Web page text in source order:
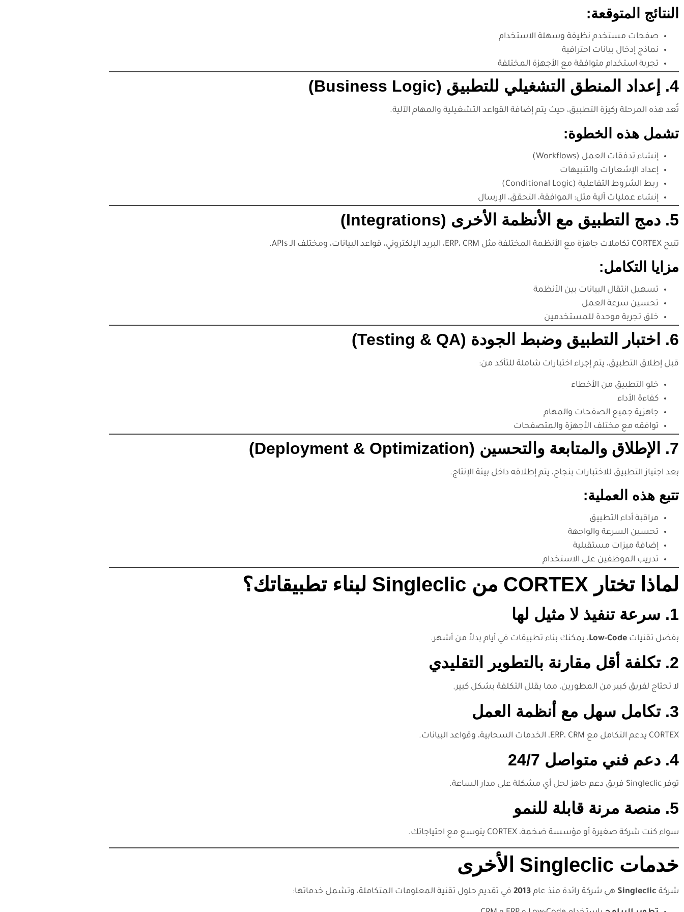
النتائج المتوقعة:
صفحات مستخدم نظيفة وسهلة الاستخدام
نماذج إدخال بيانات احترافية
تجربة استخدام متوافقة مع الأجهزة المختلفة
4. إعداد المنطق التشغيلي للتطبيق (Business Logic)
تُعد هذه المرحلة ركيزة التطبيق، حيث يتم إضافة القواعد التشغيلية والمهام الآلية.
تشمل هذه الخطوة:
إنشاء تدفقات العمل (Workflows)
إعداد الإشعارات والتنبيهات
ربط الشروط التفاعلية (Conditional Logic)
إنشاء عمليات آلية مثل: الموافقة، التحقق، الإرسال
5. دمج التطبيق مع الأنظمة الأخرى (Integrations)
تتيح CORTEX تكاملات جاهزة مع الأنظمة المختلفة مثل ERP، CRM، البريد الإلكتروني، قواعد البيانات، ومختلف الـ APIs.
مزايا التكامل:
تسهيل انتقال البيانات بين الأنظمة
تحسين سرعة العمل
خلق تجربة موحدة للمستخدمين
6. اختبار التطبيق وضبط الجودة (Testing & QA)
قبل إطلاق التطبيق، يتم إجراء اختبارات شاملة للتأكد من:
خلو التطبيق من الأخطاء
كفاءة الأداء
جاهزية جميع الصفحات والمهام
توافقه مع مختلف الأجهزة والمتصفحات
7. الإطلاق والمتابعة والتحسين (Deployment & Optimization)
بعد اجتياز التطبيق للاختبارات بنجاح، يتم إطلاقه داخل بيئة الإنتاج.
تتبع هذه العملية:
مراقبة أداء التطبيق
تحسين السرعة والواجهة
إضافة ميزات مستقبلية
تدريب الموظفين على الاستخدام
لماذا تختار CORTEX من Singleclic لبناء تطبيقاتك؟
1. سرعة تنفيذ لا مثيل لها
بفضل تقنيات Low-Code، يمكنك بناء تطبيقات في أيام بدلاً من أشهر.
2. تكلفة أقل مقارنة بالتطوير التقليدي
لا تحتاج لفريق كبير من المطورين، مما يقلل التكلفة بشكل كبير.
3. تكامل سهل مع أنظمة العمل
CORTEX يدعم التكامل مع ERP، CRM، الخدمات السحابية، وقواعد البيانات.
4. دعم فني متواصل 24/7
توفر Singleclic فريق دعم جاهز لحل أي مشكلة على مدار الساعة.
5. منصة مرنة قابلة للنمو
سواء كنت شركة صغيرة أو مؤسسة ضخمة، CORTEX يتوسع مع احتياجاتك.
خدمات Singleclic الأخرى
شركة Singleclic هي شركة رائدة منذ عام 2013 في تقديم حلول تقنية المعلومات المتكاملة، وتشمل خدماتها: